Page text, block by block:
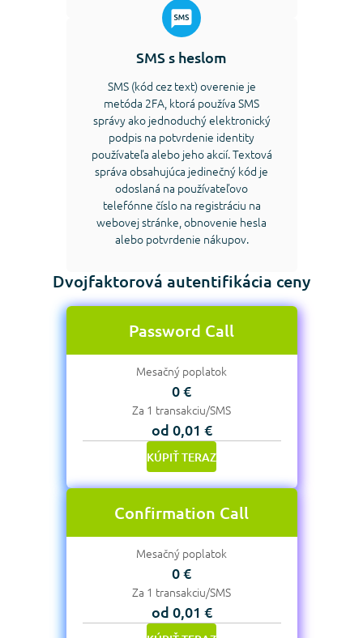
SMS s heslom
SMS (kód cez text) overenie je
metóda 2FA, ktorá používa SMS
správy ako jednoduchý elektronický
podpis na potvrdenie identity
používateľa alebo jeho akcií. Textová
správa obsahujúca jedinečný kód je
odoslaná na používateľovo
telefónne číslo na registráciu na
webovej stránke, obnovenie hesla
alebo potvrdenie nákupov.
Dvojfaktorová autentifikácia ceny
Password Call
Mesačný poplatok
0 €
Za 1 transakciu/SMS
od 0,01 €
KÚPIŤ TERAZ
Confirmation Call
Mesačný poplatok
0 €
Za 1 transakciu/SMS
od 0,01 €